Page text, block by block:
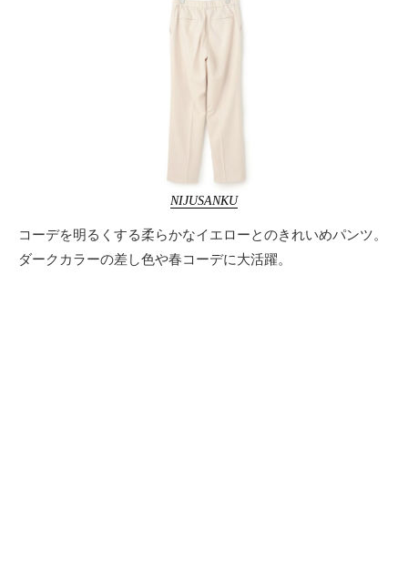
NIJUSANKU
コーデを明るくする柔らかなイエローとのきれいめパンツ。
ダークカラーの差し色や春コーデに大活躍。